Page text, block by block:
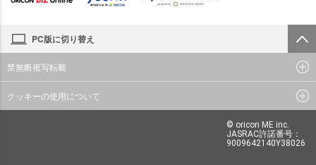
PC版に切り替え
禁無断複写転載
クッキーの使用について
© oricon ME inc.
JASRAC許諾番号：
9009642140Y38026